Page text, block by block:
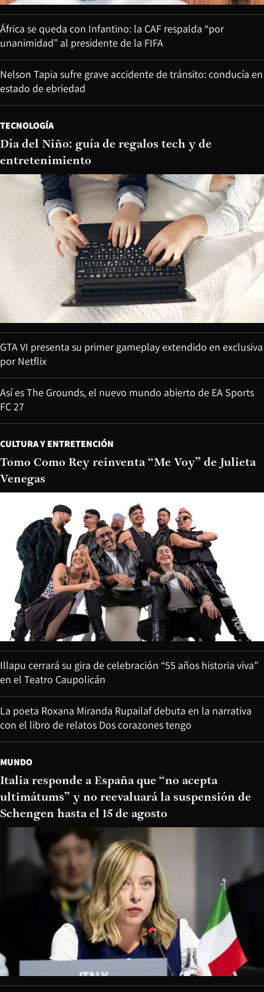
África se queda con Infantino: la CAF respalda “por
unanimidad” al presidente de la FIFA
Nelson Tapia sufre grave accidente de tránsito: conducía en
estado de ebriedad
TECNOLOGÍA
Día del Niño: guía de regalos tech y de
entretenimiento
GTA VI presenta su primer gameplay extendido en exclusiva
por Netflix
Así es The Grounds, el nuevo mundo abierto de EA Sports
FC 27
CULTURA Y ENTRETENCIÓN
Tomo Como Rey reinventa “Me Voy” de Julieta
Venegas
Illapu cerrará su gira de celebración “55 años historia viva”
en el Teatro Caupolicán
La poeta Roxana Miranda Rupailaf debuta en la narrativa
con el libro de relatos Dos corazones tengo
MUNDO
Italia responde a España que “no acepta
ultimátums” y no reevaluará la suspensión de
Schengen hasta el 15 de agosto